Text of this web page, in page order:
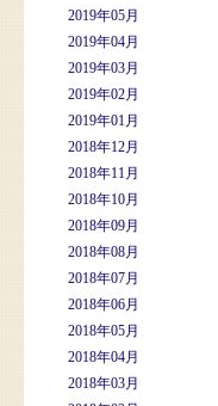
2019年05月
2019年04月
2019年03月
2019年02月
2019年01月
2018年12月
2018年11月
2018年10月
2018年09月
2018年08月
2018年07月
2018年06月
2018年05月
2018年04月
2018年03月